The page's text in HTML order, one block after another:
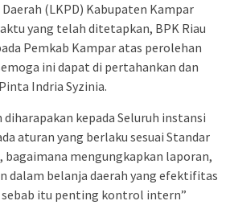
(LKPD) Kabupaten Kampar
yang telah ditetapkan, BPK Riau
Pemkab Kampar atas perolehan
ini dapat di pertahankan dan
Indria Syzinia.
kepada Seluruh instansi
aturan yang berlaku sesuai Standar
mengungkapkan laporan,
dalam belanja daerah yang efektifitas
itu penting kontrol intern”